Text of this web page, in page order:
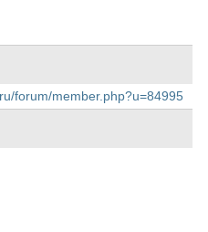
forum/member.php?u=84995